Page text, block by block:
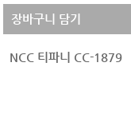
장바구니 담기
NCC 티파니 CC-1879